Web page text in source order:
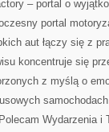
– portal o
portal
aut łączy się z
koncentruje się
z myślą o
Wydarzenia i